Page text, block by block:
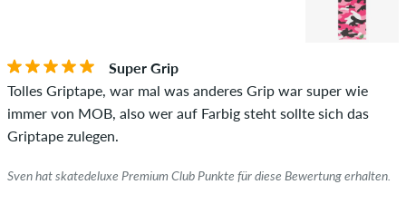
Super Grip
Tolles Griptape, war mal was anderes Grip war super wie
immer von MOB, also wer auf Farbig steht sollte sich das
Griptape zulegen.
Sven hat skatedeluxe Premium Club Punkte für diese Bewertung erhalten.